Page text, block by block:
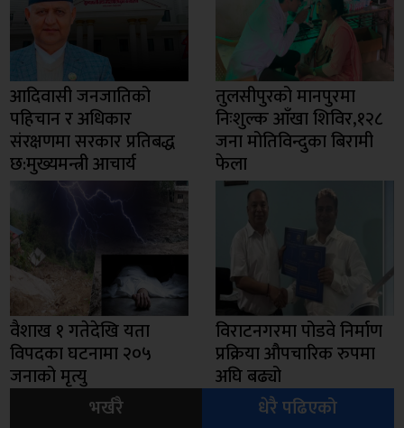
आदिवासी जनजातिको
पहिचान र अधिकार
संरक्षणमा सरकार प्रतिबद्ध
छ:मुख्यमन्त्री आचार्य
तुलसीपुरको मानपुरमा
निःशुल्क आँखा शिविर,१२८
जना मोतिविन्दुका बिरामी
फेला
वैशाख १ गतेदेखि यता
विपदका घटनामा २०५
जनाको मृत्यु
विराटनगरमा पोडवे निर्माण
प्रक्रिया औपचारिक रुपमा
अघि बढ्यो
भर्खरै
धेरै पढिएको